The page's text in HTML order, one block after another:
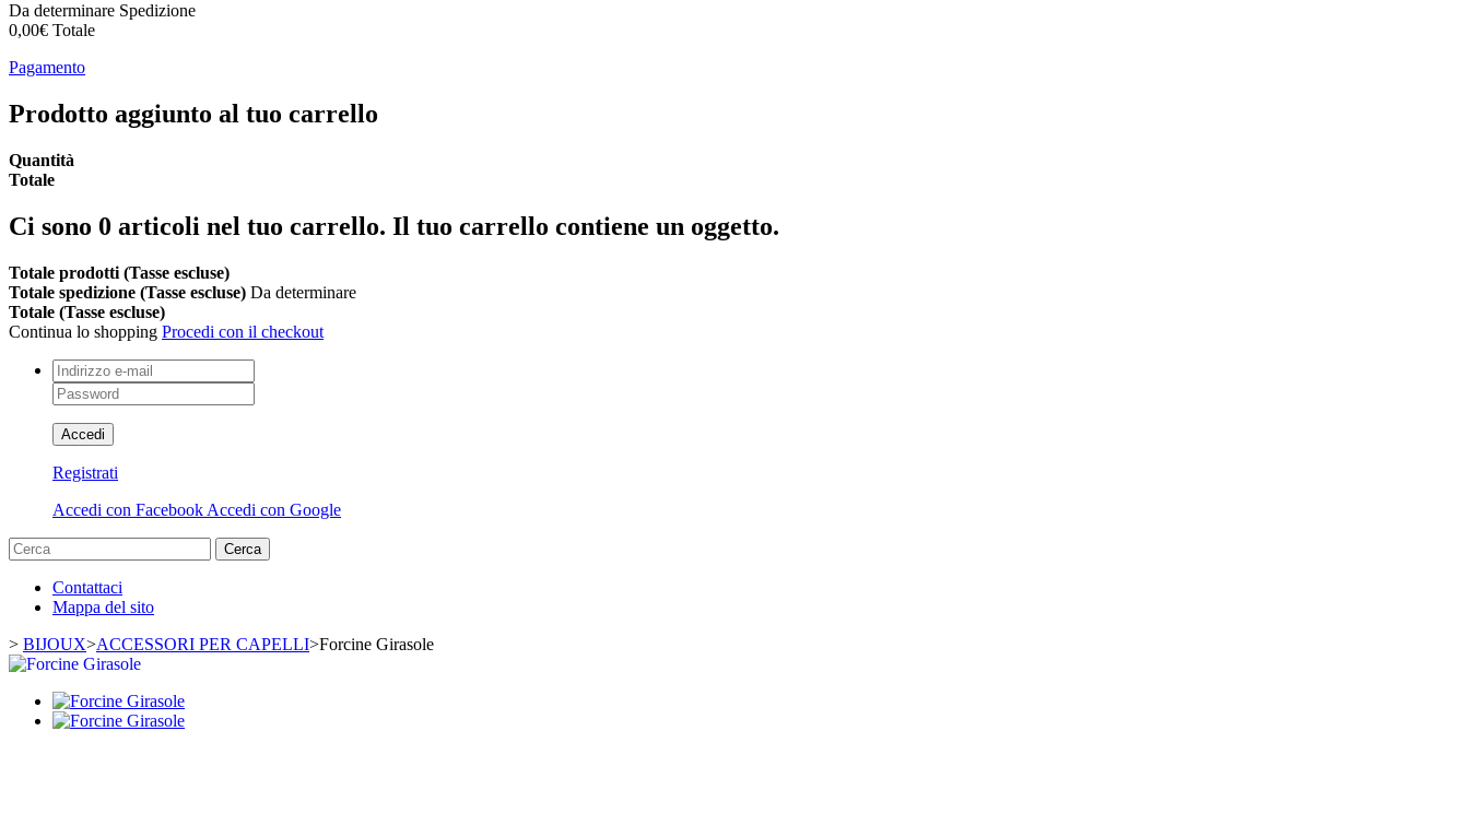
Da determinare Spedizione
0,00€ Totale
Pagamento
Prodotto aggiunto al tuo carrello
Quantità
Totale
Ci sono 0 articoli nel tuo carrello. Il tuo carrello contiene un oggetto.
Totale prodotti (Tasse escluse)
Totale spedizione (Tasse escluse) Da determinare
Totale (Tasse escluse)
Continua lo shopping Procedi con il checkout
Accedi
Registrati
Accedi con Facebook Accedi con Google
Cerca
Contattaci
Mappa del sito
> BIJOUX>ACCESSORI PER CAPELLI>Forcine Girasole